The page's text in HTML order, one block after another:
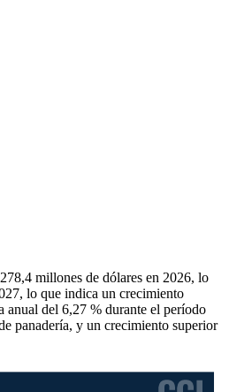
millones de dólares en 2026, lo
lo que indica un crecimiento
anual del 6,27 % durante el período
panadería, y un crecimiento superior